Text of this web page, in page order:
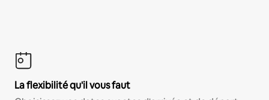
La flexibilité qu'il vous faut